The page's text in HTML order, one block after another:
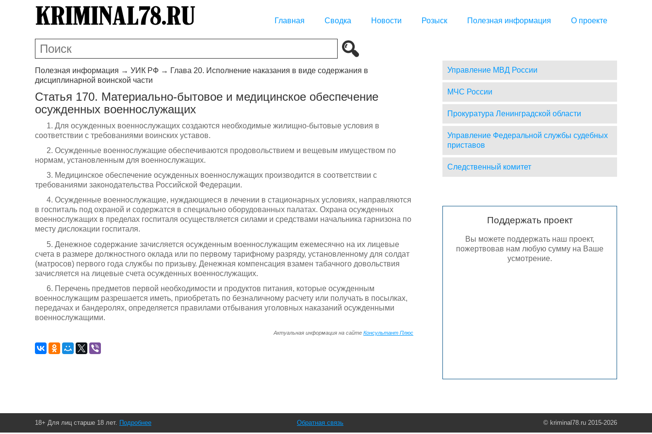
Главная Сводка Новости Розыск Полезная информация О проекте
Полезная информация → УИК РФ → Глава 20. Исполнение наказания в виде содержания в
дисциплинарной воинской части
Статья 170. Материально-бытовое и медицинское обеспечение
осужденных военнослужащих
1. Для осужденных военнослужащих создаются необходимые жилищно-бытовые условия в
соответствии с требованиями воинских уставов.
2. Осужденные военнослужащие обеспечиваются продовольствием и вещевым имуществом по
нормам, установленным для военнослужащих.
3. Медицинское обеспечение осужденных военнослужащих производится в соответствии с
требованиями законодательства Российской Федерации.
4. Осужденные военнослужащие, нуждающиеся в лечении в стационарных условиях, направляются
в госпиталь под охраной и содержатся в специально оборудованных палатах. Охрана осужденных
военнослужащих в пределах госпиталя осуществляется силами и средствами начальника гарнизона по
месту дислокации госпиталя.
5. Денежное содержание зачисляется осужденным военнослужащим ежемесячно на их лицевые
счета в размере должностного оклада или по первому тарифному разряду, установленному для солдат
(матросов) первого года службы по призыву. Денежная компенсация взамен табачного довольствия
зачисляется на лицевые счета осужденных военнослужащих.
6. Перечень предметов первой необходимости и продуктов питания, которые осужденным
военнослужащим разрешается иметь, приобретать по безналичному расчету или получать в посылках,
передачах и бандеролях, определяется правилами отбывания уголовных наказаний осужденными
военнослужащими.
Актуальная информация на сайте Консультант Плюс
Управление МВД России
МЧС России
Прокуратура Ленинградской области
Управление Федеральной службы судебных
приставов
Следственный комитет
Поддержать проект
Вы можете поддержать наш проект,
пожертвовав нам любую сумму на Ваше
усмотрение.
18+ Для лиц старше 18 лет. Подробнее © kriminal78.ru 2015-2026
Обратная связь